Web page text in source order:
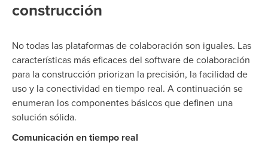
construcción
No todas las plataformas de colaboración son iguales. Las
características más eficaces del software de colaboración
para la construcción priorizan la precisión, la facilidad de
uso y la conectividad en tiempo real. A continuación se
enumeran los componentes básicos que definen una
solución sólida.
Comunicación en tiempo real